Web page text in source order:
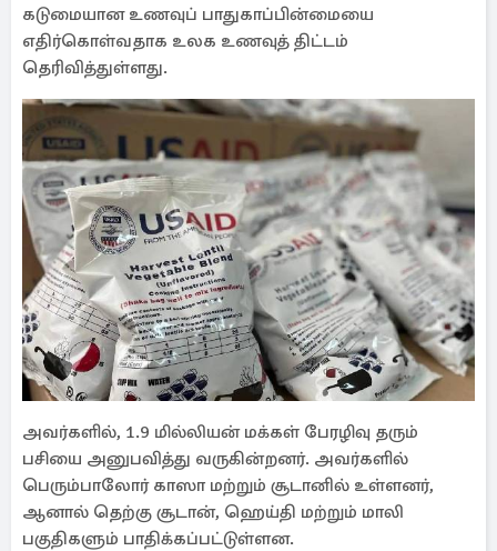
கடுமையான உணவுப் பாதுகாப்பின்மையை
எதிர்கொள்வதாக உலக உணவுத் திட்டம்
தெரிவித்துள்ளது.
அவர்களில், 1.9 மில்லியன் மக்கள் பேரழிவு தரும்
பசியை அனுபவித்து வருகின்றனர். அவர்களில்
பெரும்பாலோர் காஸா மற்றும் சூடானில் உள்ளனர்,
ஆனால் தெற்கு சூடான், ஹெய்தி மற்றும் மாலி
பகுதிகளும் பாதிக்கப்பட்டுள்ளன.